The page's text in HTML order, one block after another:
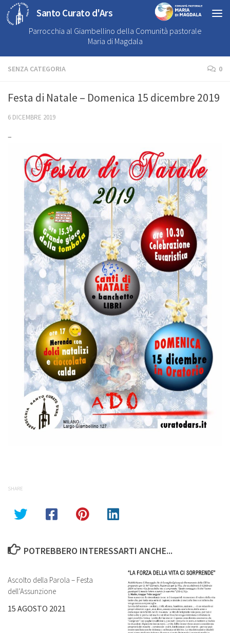
Santo Curato d'Ars
Parrocchia al Giambellino della Comunità pastorale
Maria di Magdala
SENZA CATEGORIA 0
Festa di Natale – Domenica 15 dicembre 2019
6 DICEMBRE 2019
–
SHARE
POTREBBERO INTERESSARTI ANCHE...
Ascolto della Parola – Festa
dell’Assunzione
15 AGOSTO 2021